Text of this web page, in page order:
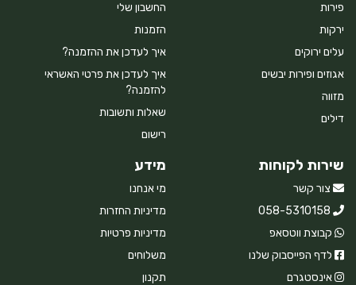
פירות
ירקות
עלים ירוקים
אגוזים ופירות יבשים
מזווה
דילים
החשבון שלי
הזמנות
איך לעדכן את ההזמנה?
איך לעדכן את פרטי האשראי
להזמנה?
שאלות ותשובות
רישום
שירות לקוחות
צור קשר
058-5310158
קבוצת ווטסאפ
לדף הפייסבוק שלנו
אינסטגרם
מידע
מי אנחנו
מדיניות החזרות
מדיניות פרטיות
משלוחים
תקנון